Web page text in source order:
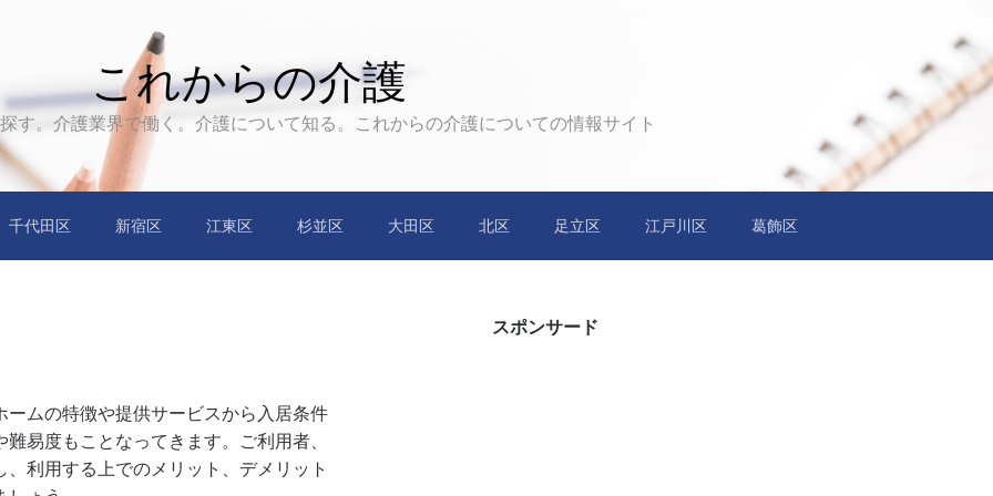
これからの介護
す。介護業界で働く。介護について知る。これからの介護についての情報サイト
千代田区 新宿区 江東区 杉並区 大田区 北区 足立区 江戸川区 葛飾区
ムの特徴や提供サービスから入居条件
易度もことなってきます。ご利用者、
利用する上でのメリット、デメリット
スポンサード